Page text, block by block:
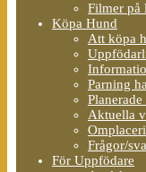
Filmer på
Köpa Hund
Att köpa
Parning
Aktuella
Frågor/
För Uppfödare